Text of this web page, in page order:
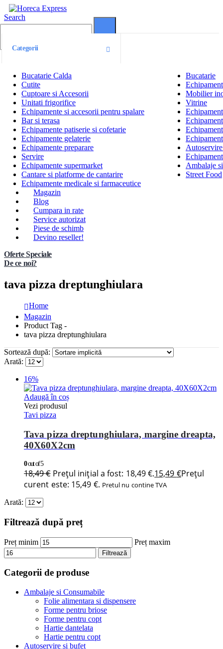
Search
Categorii
Bucatarie Calda
Bucatarie
Cutite
Cuptoare si Accesorii
Mobilier
Unitati frigorifice
Vitrine
Echipamente si accesorii pentru spalare
Bar si terasa
Echipamente patiserie si cofetarie
Echipamente gelaterie
Echipamente preparare
Servire
Echipamente supermarket
Ambalaje
Cantare si platforme de cantarire
Street Food
Echipamente medicale si farmaceutice
Magazin
Blog
Cumpara in rate
Service autorizat
Piese de schimb
Devino reseller!
Oferte Speciale
De ce noi?
tava pizza dreptunghiulara
Home
Magazin
Product Tag -
tava pizza dreptunghiulara
Sortează după:
Arată:
16%
Adaugă în coș
Vezi produsul
Tavi pizza
Tava pizza dreptunghiulara, margine dreapta,
40X60X2cm
0out of 5
18,49€ Prețul inițial a fost: 18,49 €.15,49 €Prețul
curent este: 15,49 €. Pretul nu contine TVA
Arată:
Filtrează după preț
Preț minim Preț maxim
Filtrează
Categorii de produse
Ambalaje si Consumabile
Folie alimentara si dispensere
Forme pentru briose
Forme pentru copt
Hartie dantelata
Hartie pentru copt
Autoservire si bufet